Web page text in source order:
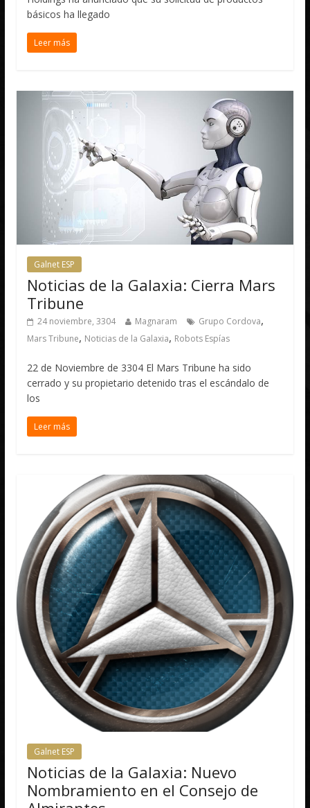
básicos ha llegado
Leer más
Galnet ESP
Noticias de la Galaxia: Cierra Mars
Tribune
24 noviembre, 3304 Magnaram Grupo Cordova,
Mars Tribune, Noticias de la Galaxia, Robots Espías
22 de Noviembre de 3304 El Mars Tribune ha sido
cerrado y su propietario detenido tras el escándalo de
los
Leer más
Galnet ESP
Noticias de la Galaxia: Nuevo
Nombramiento en el Consejo de